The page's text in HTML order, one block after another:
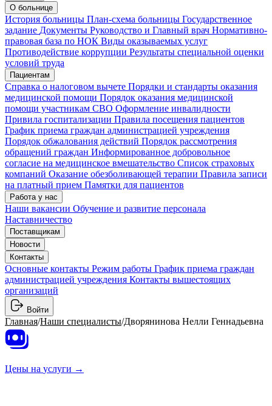
О больнице
История больницы План-схема больницы Государственное
задание Документы Руководство и Главный врач Нормативно-
правовая база по НОК Виды оказываемых услуг
Противодействие коррупции Результаты специальной оценки
условий труда
Пациентам
Справка о налоговом вычете Порядки и стандарты оказания
медицинской помощи Порядок оказания медицинской
помощи участникам СВО Оформление инвалидности
Привила госпитализации Правила посещения пациентов
График приема граждан администрацией учреждения
Порядок обжалования действий Порядок рассмотрения
обращений граждан Информированное добровольное
согласие на медицинское вмешательство Список страховых
компаний Оказание обезболивающей терапии Правила записи
на платный прием Памятки для пациентов
Работа у нас
Наши вакансии Обучение и развитие персонала
Наставничество
Поставщикам
Новости
Контакты
Основные контакты Режим работы График приема граждан
администрацией учреждения Контакты вышестоящих
организаций
Войти
Главная/Наши специалисты/Дворянинова Нелли Геннадьевна
Цены на услуги →